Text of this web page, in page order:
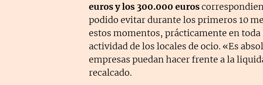
euros y los 300.000 euros
podido evitar durante los primeros 10
estos momentos, prácticamente en toda
actividad de los locales de ocio. «Es
empresas puedan hacer frente a la
recalcado.